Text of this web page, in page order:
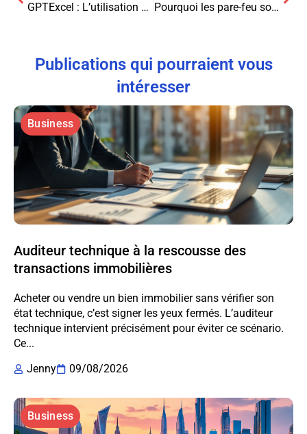
GPTExcel : L’utilisation d’Excel avec l’intelligence artificielle
Pourquoi les pare-feu sont essentiels pour votre réseau domestique ?
Publications qui pourraient vous
intéresser
Business
Auditeur technique à la rescousse des
transactions immobilières
Acheter ou vendre un bien immobilier sans vérifier son
état technique, c’est signer les yeux fermés. L’auditeur
technique intervient précisément pour éviter ce scénario.
Ce...
Jenny
09/08/2026
Business